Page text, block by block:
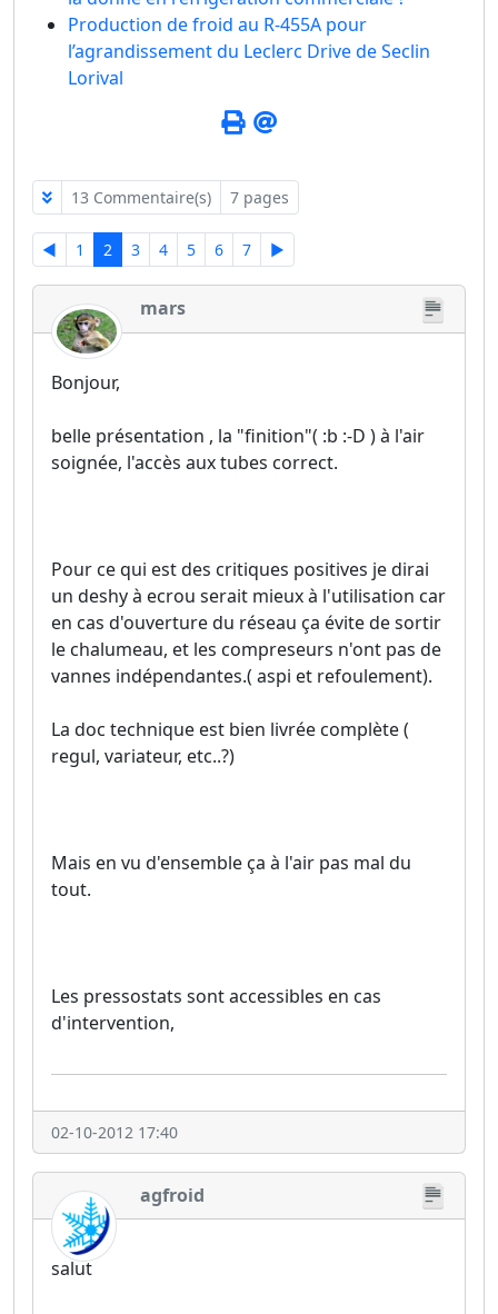
Production de froid au R-455A pour
l’agrandissement du Leclerc Drive de Seclin
Lorival
13 Commentaire(s) 7 pages
◄ 1 2 3 4 5 6 7 ►
mars
Bonjour,
belle présentation , la "finition"( :b :-D ) à l'air
soignée, l'accès aux tubes correct.
Pour ce qui est des critiques positives je dirai
un deshy à ecrou serait mieux à l'utilisation car
en cas d'ouverture du réseau ça évite de sortir
le chalumeau, et les compreseurs n'ont pas de
vannes indépendantes.( aspi et refoulement).
La doc technique est bien livrée complète (
regul, variateur, etc..?)
Mais en vu d'ensemble ça à l'air pas mal du
tout.
Les pressostats sont accessibles en cas
d'intervention,
02-10-2012 17:40
agfroid
salut